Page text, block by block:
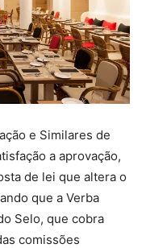
e Similares de
a aprovação,
de lei que altera o
que a Verba
Selo, que cobra
comissões